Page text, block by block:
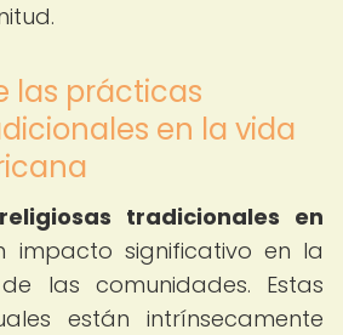
las prácticas
en la vida
tradicionales en
impacto significativo en la
las comunidades. Estas
están intrínsecamente